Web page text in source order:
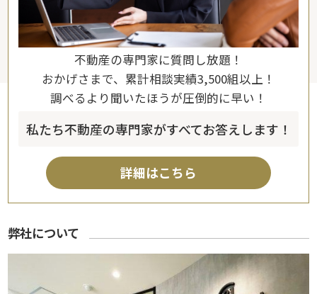
不動産の専門家に質問し放題！
おかげさまで、累計相談実績3,500組以上！
調べるより聞いたほうが圧倒的に早い！
私たち不動産の専門家がすべてお答えします！
詳細はこちら
弊社について